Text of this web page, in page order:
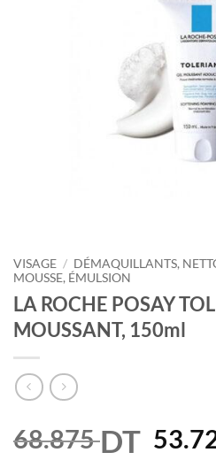
VISAGE / DÉMAQUILLANTS,
MOUSSE, ÉMULSION
LA ROCHE POSAY
MOUSSANT, 150ml
68.875DT Le